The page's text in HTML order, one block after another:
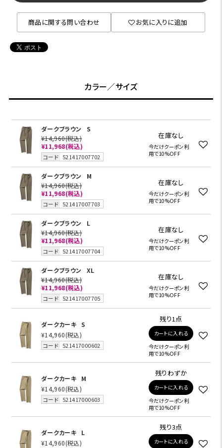
商品に関する問い合わせ お気に入りに追加
カラー／サイズ
ダークブラウン
S
¥14,960(税込)
¥11,968(税込)
コード 521417007702
在庫なし
今だけクーポン利
用で10%OFF
ダークブラウン
M
¥14,960(税込)
¥11,968(税込)
コード 521417007703
在庫なし
今だけクーポン利
用で10%OFF
ダークブラウン
L
¥14,960(税込)
¥11,968(税込)
コード 521417007704
在庫なし
今だけクーポン利
用で10%OFF
ダークブラウン
XL
¥14,960(税込)
¥11,968(税込)
コード 521417007705
在庫なし
今だけクーポン利
用で10%OFF
ダークカーキ
S
¥14,960(税込)
コード 521417000602
残り1点
カートに入れる
今だけクーポン利
用で10%OFF
ダークカーキ
M
¥14,960(税込)
コード 521417000603
残りわずか
カートに入れる
今だけクーポン利
用で10%OFF
ダークカーキ
L
¥14,960(税込)
残り3点
カートに入れる